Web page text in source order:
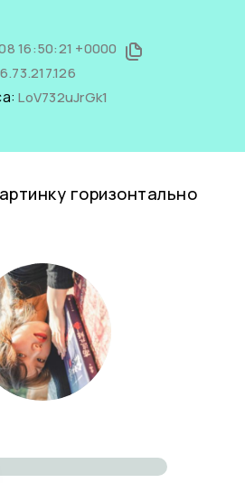
16:50:21 +0000
LoV732uJrGk1
горизонтально